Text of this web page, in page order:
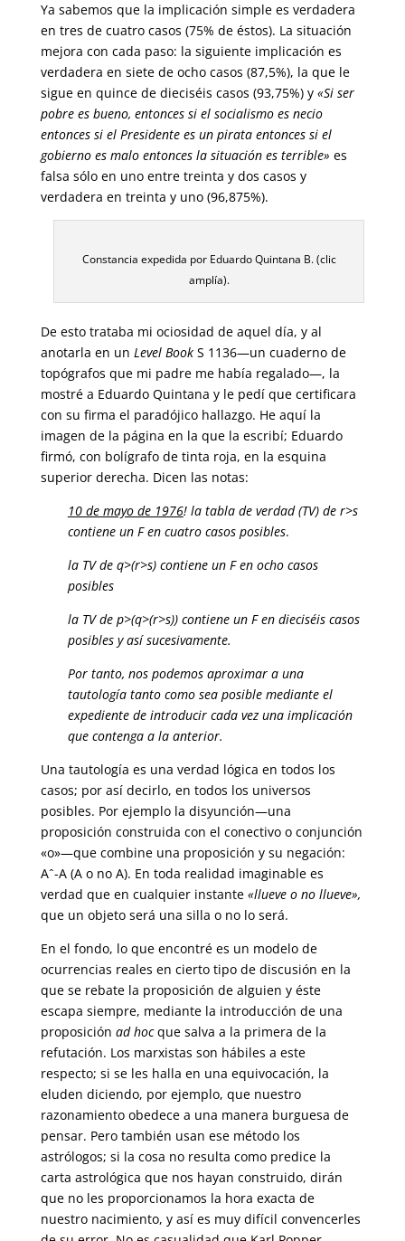
Ya sabemos que la implicación simple es verdadera
en tres de cuatro casos (75% de éstos). La situación
mejora con cada paso: la siguiente implicación es
verdadera en siete de ocho casos (87,5%), la que le
sigue en quince de dieciséis casos (93,75%) y «Si ser
pobre es bueno, entonces si el socialismo es necio
entonces si el Presidente es un pirata entonces si el
gobierno es malo entonces la situación es terrible» es
falsa sólo en uno entre treinta y dos casos y
verdadera en treinta y uno (96,875%).
Constancia expedida por Eduardo Quintana B. (clic
amplía).
De esto trataba mi ociosidad de aquel día, y al
anotarla en un Level BookS 1136—un cuaderno de
topógrafos que mi padre me había regalado—, la
mostré a Eduardo Quintana y le pedí que certificara
con su firma el paradójico hallazgo. He aquí la
imagen de la página en la que la escribí; Eduardo
firmó, con bolígrafo de tinta roja, en la esquina
superior derecha. Dicen las notas:
10 de mayo de 1976! la tabla de verdad (TV) de r>s
contiene un F en cuatro casos posibles.
la TV de q>(r>s) contiene un F en ocho casos
posibles
la TV de p>(q>(r>s)) contiene un F en dieciséis casos
posibles y así sucesivamente.
Por tanto, nos podemos aproximar a una
tautología tanto como sea posible mediante el
expediente de introducir cada vez una implicación
que contenga a la anterior.
Una tautología es una verdad lógica en todos los
casos; por así decirlo, en todos los universos
posibles. Por ejemplo la disyunción—una
proposición construida con el conectivo o conjunción
«o»—que combine una proposición y su negación:
Aˆ-A (A o no A). En toda realidad imaginable es
verdad que en cualquier instante «llueve o no llueve»,
que un objeto será una silla o no lo será.
En el fondo, lo que encontré es un modelo de
ocurrencias reales en cierto tipo de discusión en la
que se rebate la proposición de alguien y éste
escapa siempre, mediante la introducción de una
proposición ad hocque salva a la primera de la
refutación. Los marxistas son hábiles a este
respecto; si se les halla en una equivocación, la
eluden diciendo, por ejemplo, que nuestro
razonamiento obedece a una manera burguesa de
pensar. Pero también usan ese método los
astrólogos; si la cosa no resulta como predice la
carta astrológica que nos hayan construido, dirán
que no les proporcionamos la hora exacta de
nuestro nacimiento, y así es muy difícil convencerles